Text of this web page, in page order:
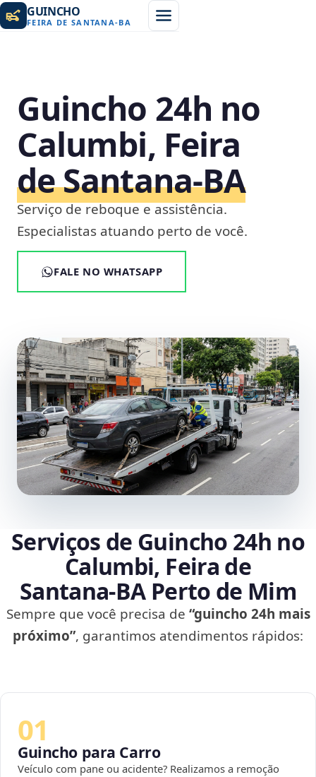
GUINCHO
FEIRA DE SANTANA-BA
Guincho 24h no
Calumbi, Feira
de Santana‑BA
Serviço de reboque e assistência.
Especialistas atuando perto de você.
FALE NO WHATSAPP
Serviços de Guincho 24h no
Calumbi, Feira de
Santana‑BA Perto de Mim
Sempre que você precisa de “guincho 24h mais
próximo”, garantimos atendimentos rápidos:
01
Guincho para Carro
Veículo com pane ou acidente? Realizamos a remoção